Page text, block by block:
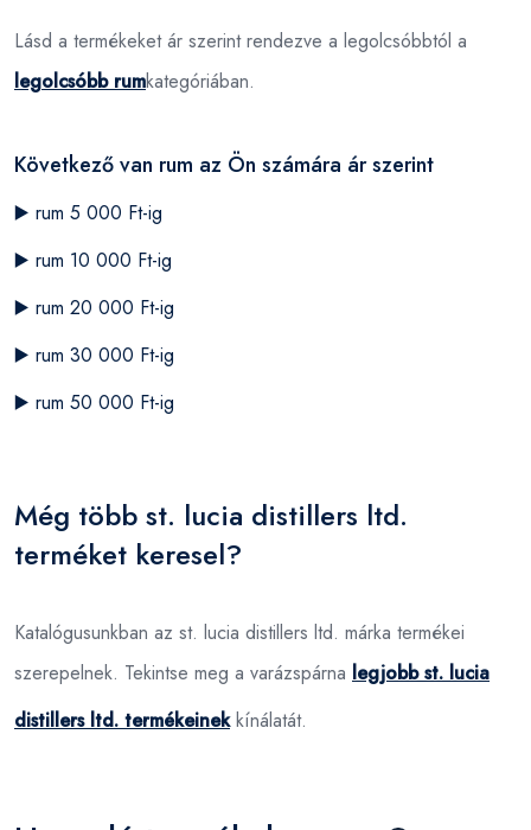
Lásd a termékeket ár szerint rendezve a legolcsóbbtól a
legolcsóbb rumkategóriában.
Következő van rum az Ön számára ár szerint
▶️ rum 5 000 Ft-ig
▶️ rum 10 000 Ft-ig
▶️ rum 20 000 Ft-ig
▶️ rum 30 000 Ft-ig
▶️ rum 50 000 Ft-ig
Még több st. lucia distillers ltd.
terméket keresel?
Katalógusunkban az st. lucia distillers ltd. márka termékei
szerepelnek. Tekintse meg a varázspárna legjobb st. lucia
distillers ltd. termékeinekkínálatát.